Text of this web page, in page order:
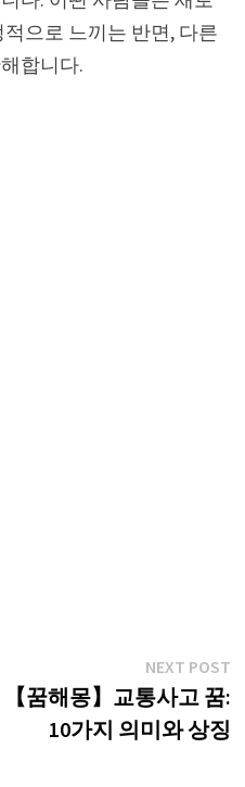
으로 느끼는 반면, 다른
합니다.
NEXT POST
【꿈해몽】교통사고 꿈:
10가지 의미와 상징